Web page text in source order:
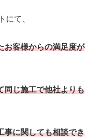
にて、
お客様からの満足度が
同じ施工で他社よりも
事に関しても相談でき